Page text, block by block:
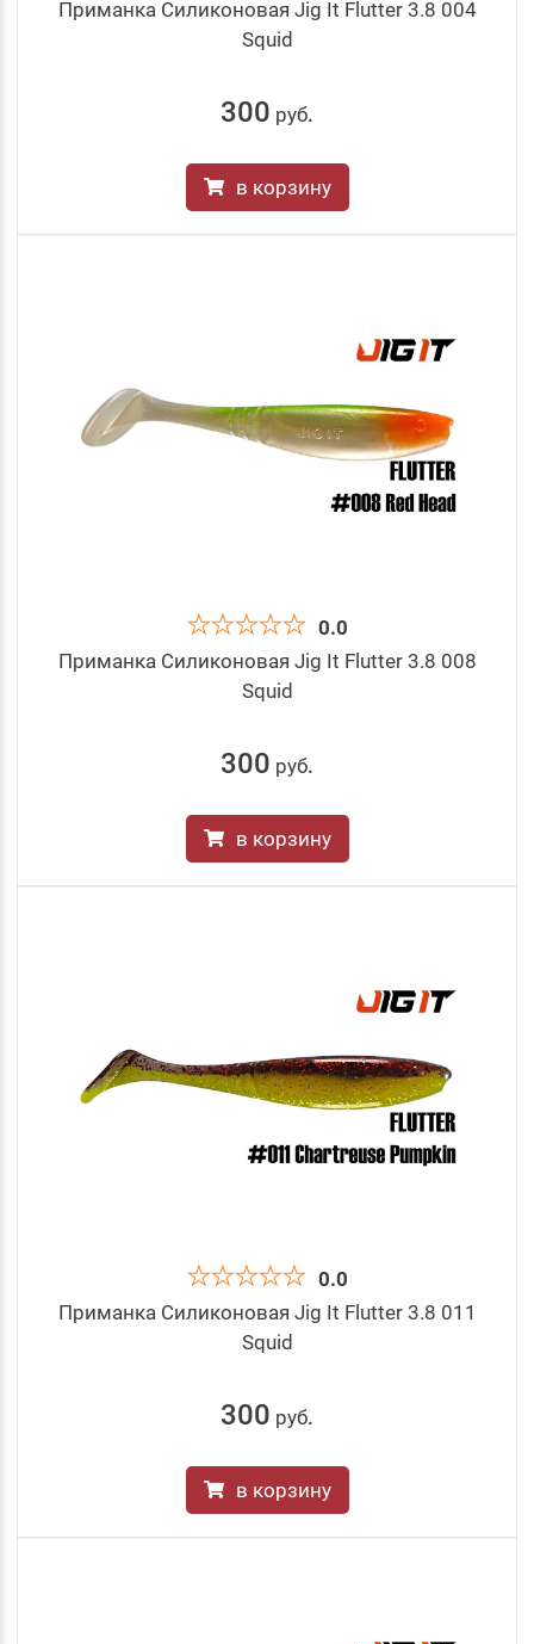
Приманка Силиконовая Jig It Flutter 3.8 004
Squid
300 руб.
в корзину
0.0
Приманка Силиконовая Jig It Flutter 3.8 008
Squid
300 руб.
в корзину
0.0
Приманка Силиконовая Jig It Flutter 3.8 011
Squid
300 руб.
в корзину